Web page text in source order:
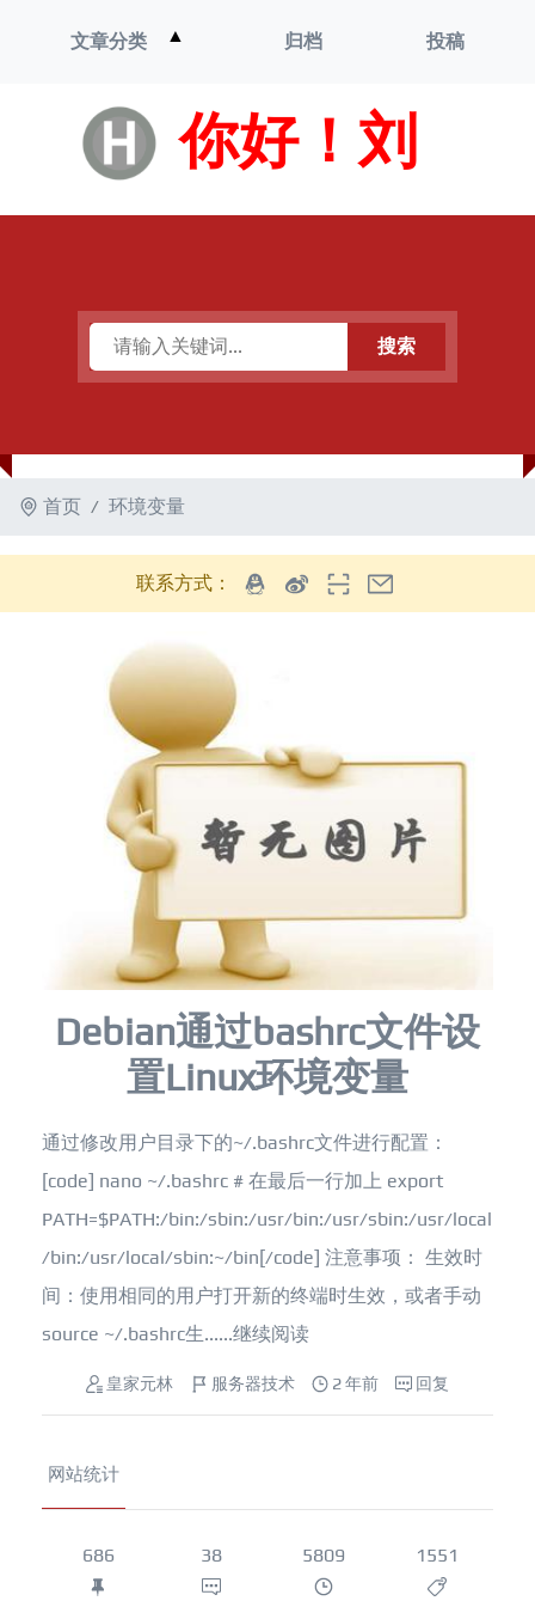
你好！刘
文章分类 ▲
单
归档 投稿
搜索
首页 环境变量
联系方式：
Debian通过bashrc文件设
置Linux环境变量
通过修改用户目录下的~/.bashrc文件进行配置：
[code] nano ~/.bashrc # 在最后一行加上 export
PATH=$PATH:/bin:/sbin:/usr/bin:/usr/sbin:/usr/local
/bin:/usr/local/sbin:~/bin[/code] 注意事项： 生效时
间：使用相同的用户打开新的终端时生效，或者手动
source ~/.bashrc生......继续阅读
皇家元林 服务器技术 2 年前 回复
网站统计
686 38 5809 1551